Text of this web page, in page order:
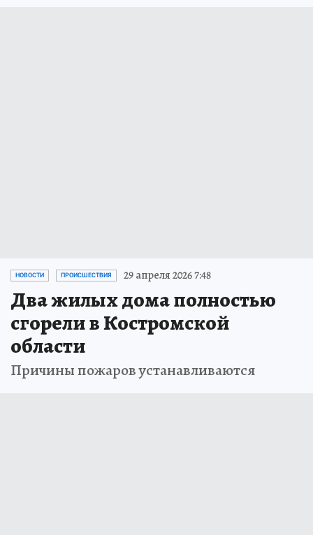
НОВОСТИ ПРОИСШЕСТВИЯ 29 апреля 2026 7:48
Два жилых дома полностью
сгорели в Костромской
области
Причины пожаров устанавливаются